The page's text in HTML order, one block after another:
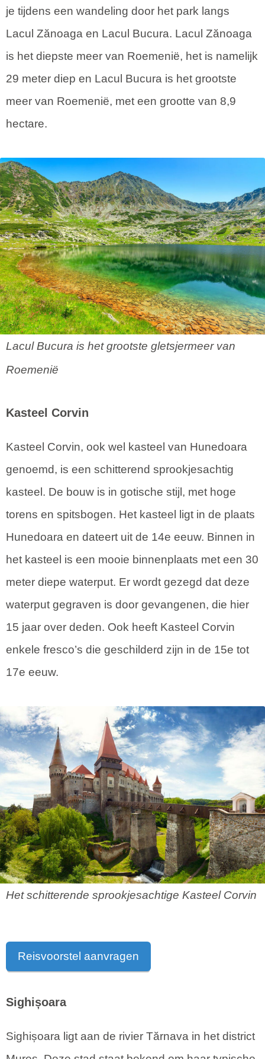
je tijdens een wandeling door het park langs
Lacul Zănoaga en Lacul Bucura. Lacul Zănoaga
is het diepste meer van Roemenië, het is namelijk
29 meter diep en Lacul Bucura is het grootste
meer van Roemenië, met een grootte van 8,9
hectare.
Lacul Bucura is het grootste gletsjermeer van
Roemenië
Kasteel Corvin
Kasteel Corvin, ook wel kasteel van Hunedoara
genoemd, is een schitterend sprookjesachtig
kasteel. De bouw is in gotische stijl, met hoge
torens en spitsbogen. Het kasteel ligt in de plaats
Hunedoara en dateert uit de 14e eeuw. Binnen in
het kasteel is een mooie binnenplaats met een 30
meter diepe waterput. Er wordt gezegd dat deze
waterput gegraven is door gevangenen, die hier
15 jaar over deden. Ook heeft Kasteel Corvin
enkele fresco’s die geschilderd zijn in de 15e tot
17e eeuw.
Het schitterende sprookjesachtige Kasteel Corvin
Reisvoorstel aanvragen
Sighișoara
Sighișoara ligt aan de rivier Tărnava in het district